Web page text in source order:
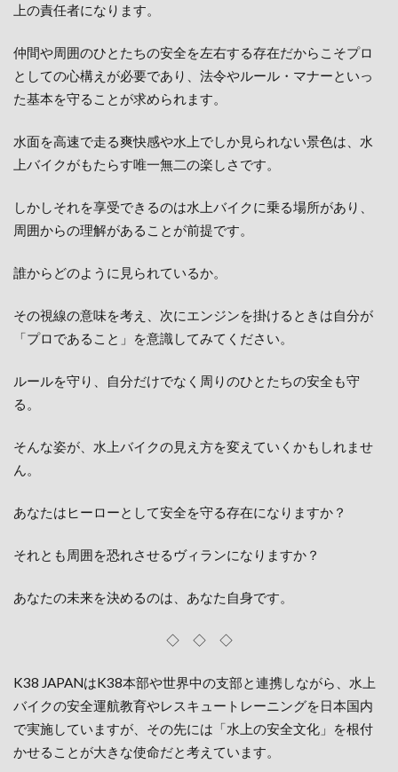
上の責任者になります。
仲間や周囲のひとたちの安全を左右する存在だからこそプロ
としての心構えが必要であり、法令やルール・マナーといっ
た基本を守ることが求められます。
水面を高速で走る爽快感や水上でしか見られない景色は、水
上バイクがもたらす唯一無二の楽しさです。
しかしそれを享受できるのは水上バイクに乗る場所があり、
周囲からの理解があることが前提です。
誰からどのように見られているか。
その視線の意味を考え、次にエンジンを掛けるときは自分が
「プロであること」を意識してみてください。
ルールを守り、自分だけでなく周りのひとたちの安全も守
る。
そんな姿が、水上バイクの見え方を変えていくかもしれませ
ん。
あなたはヒーローとして安全を守る存在になりますか？
それとも周囲を恐れさせるヴィランになりますか？
あなたの未来を決めるのは、あなた自身です。
◇ ◇ ◇
K38 JAPANはK38本部や世界中の支部と連携しながら、水上
バイクの安全運航教育やレスキュートレーニングを日本国内
で実施していますが、その先には「水上の安全文化」を根付
かせることが大きな使命だと考えています。